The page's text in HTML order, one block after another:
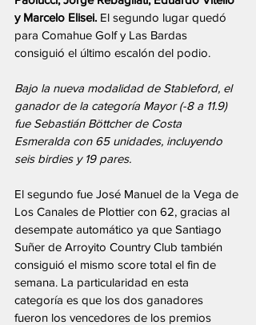
y Marcelo Elisei. El segundo lugar quedó
para Comahue Golf y Las Bardas
consiguió el último escalón del podio.
Bajo la nueva modalidad de Stableford, el
ganador de la categoría Mayor (-8 a 11.9)
fue Sebastián Böttcher de Costa
Esmeralda con 65 unidades, incluyendo
seis birdies y 19 pares.
El segundo fue José Manuel de la Vega de
Los Canales de Plottier con 62, gracias al
desempate automático ya que Santiago
Suñer de Arroyito Country Club también
consiguió el mismo score total el fin de
semana. La particularidad en esta
categoría es que los dos ganadores
fueron los vencedores de los premios